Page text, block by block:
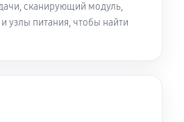
сканирующий модуль,
узлы питания, чтобы найти